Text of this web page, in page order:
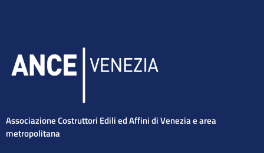
Associazione Costruttori Edili ed Affini di Venezia e area
metropolitana